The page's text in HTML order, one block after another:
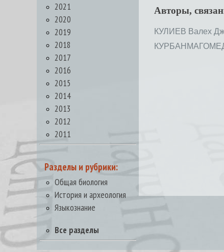
2021
2020
2019
2018
2017
2016
2015
2014
2013
2012
2011
Разделы и рубрики:
Общая биология
История и археология
Языкознание
Все разделы
Авторы,
КУЛИЕВ Валех